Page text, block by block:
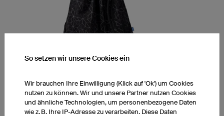
Turnbeutel Prime
Individuell gestaltbar
So setzen wir unsere Cookies ein
Wir brauchen Ihre Einwilligung (Klick auf 'Ok') um Cookies
nutzen zu können. Wir und unsere Partner nutzen Cookies
und ähnliche Technologien, um personenbezogene Daten
wie z. B. Ihre IP-Adresse zu verarbeiten. Diese Daten